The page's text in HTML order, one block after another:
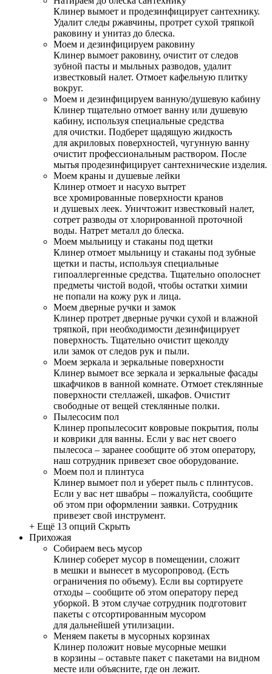
Клинер вымоет и продезинфицирует сантехнику.
Удалит следы ржавчины, протрет сухой тряпкой
раковину и унитаз до блеска.
Моем и дезинфицируем раковину
Клинер вымоет раковину, очистит от следов
зубной пасты и мыльных разводов, удалит
известковый налет. Отмоет кафельную плитку
вокруг.
Моем и дезинфицируем ванную/душевую кабину
Клинер тщательно отмоет ванну или душевую
кабину, используя специальные средства
для очистки. Подберет щадящую жидкость
для акриловых поверхностей, чугунную ванну
очистит профессиональным раствором. После
мытья продезинфицирует сантехнические изделия.
Моем краны и душевые лейки
Клинер отмоет и насухо вытрет
все хромированные поверхности кранов
и душевых леек. Уничтожит известковый налет,
сотрет разводы от хлорированной проточной
воды. Натрет металл до блеска.
Моем мыльницу и стаканы под щетки
Клинер отмоет мыльницу и стаканы под зубные
щетки и пасты, используя специальные
гипоаллергенные средства. Тщательно ополоснет
предметы чистой водой, чтобы остатки химии
не попали на кожу рук и лица.
Моем дверные ручки и замок
Клинер протрет дверные ручки сухой и влажной
тряпкой, при необходимости дезинфицирует
поверхность. Тщательно очистит щеколду
или замок от следов рук и пыли.
Моем зеркала и зеркальные поверхности
Клинер вымоет все зеркала и зеркальные фасады
шкафчиков в ванной комнате. Отмоет стеклянные
поверхности стеллажей, шкафов. Очистит
свободные от вещей стеклянные полки.
Пылесосим пол
Клинер пропылесосит ковровые покрытия, полы
и коврики для ванны. Если у вас нет своего
пылесоса – заранее сообщите об этом оператору,
наш сотрудник привезет свое оборудование.
Моем пол и плинтуса
Клинер вымоет пол и уберет пыль с плинтусов.
Если у вас нет швабры – пожалуйста, сообщите
об этом при оформлении заявки. Сотрудник
привезет свой инструмент.
+ Ещё 13 опций Скрыть
Прихожая
Собираем весь мусор
Клинер соберет мусор в помещении, сложит
в мешки и вынесет в мусоропровод. (Есть
ограничения по объему). Если вы сортируете
отходы – сообщите об этом оператору перед
уборкой. В этом случае сотрудник подготовит
пакеты с отсортированным мусором
для дальнейшей утилизации.
Меняем пакеты в мусорных корзинах
Клинер положит новые мусорные мешки
в корзины – оставьте пакет с пакетами на видном
месте или объясните, где он лежит.